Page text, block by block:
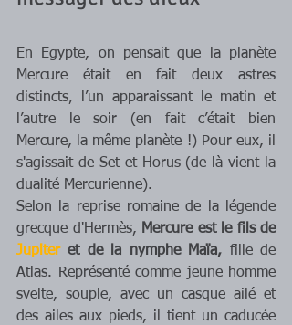
En Egypte, on pensait que la planète
Mercure était en fait deux astres
distincts, l’un apparaissant le matin et
l’autre le soir (en fait c’était bien
Mercure, la même planète !) Pour eux, il
s'agissait de Set et Horus (de là vient la
dualité Mercurienne).
Selon la reprise romaine de la légende
grecque d'Hermès,
Mercure est le fils de
Jupiter et de la nymphe Maïa, fille de
Atlas. Représenté comme jeune homme
svelte, souple, avec un casque ailé et
des ailes aux pieds, il tient un caducée